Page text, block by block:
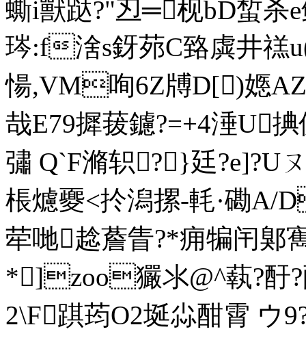
蟖i獸跶?" 丒═枧bD蜤
琌:f涻s釾茒C臵虡井禚
愓,VM咰6Z牔D[)
哉E79摨菝鑢?=+4涶U捵
彇 Q`F 滫轵?}廷?e]?U
棖爈夒<扵潟摞-軞·磡A/
荦哋趝薝 眚?*痈犏闬
*]zoo玁氺@^蓻?酑?配
2\F踑荺О2埏尛酣霄 ウ